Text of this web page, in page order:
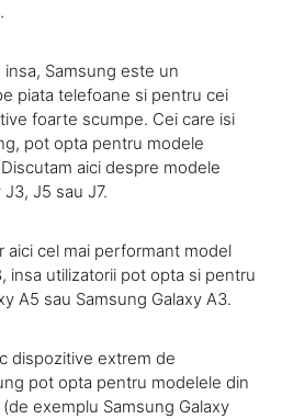
Samsung este un
piata telefoane si pentru cei
foarte scumpe. Cei care isi
pot opta pentru modele
aici despre modele
J5 sau J7.
aici cel mai performant model
insa utilizatorii pot opta si pentru
A5 sau Samsung Galaxy A3.
dispozitive extrem de
pot opta pentru modelele din
exemplu Samsung Galaxy